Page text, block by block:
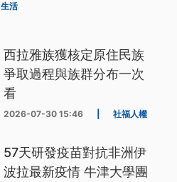
生活
西拉雅族獲核定原住民族
爭取過程與族群分布一次
看
2026-07-30 15:46 社福人權
57天研發疫苗對抗非洲伊
波拉最新疫情 牛津大學團